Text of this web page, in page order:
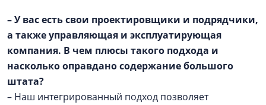
– У вас есть свои проектировщики и подрядчики,
а также управляющая и эксплуатирующая
компания. В чем плюсы такого подхода и
насколько оправдано содержание большого
штата?
– Наш интегрированный подход позволяет